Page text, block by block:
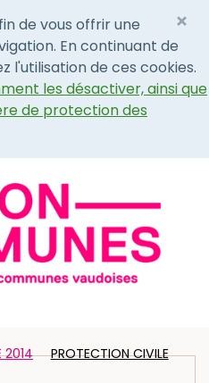
de vous offrir une
En continuant de
l'utilisation de ces cookies.
les désactiver, ainsi que
de protection des
×
2014 PROTECTION CIVILE